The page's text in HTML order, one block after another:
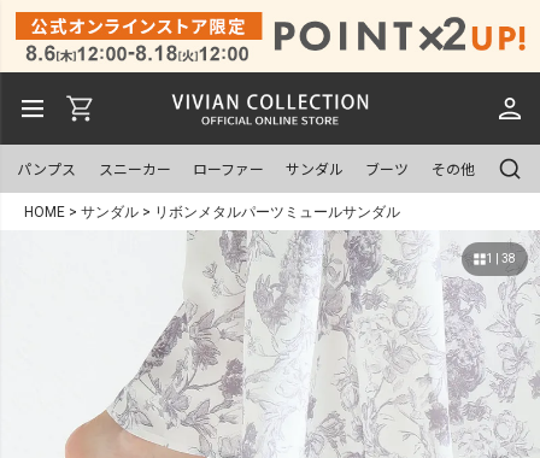
パンプス スニーカー ローファー サンダル ブーツ その他
HOME サンダル リボンメタルパーツミュールサンダル
1 | 38